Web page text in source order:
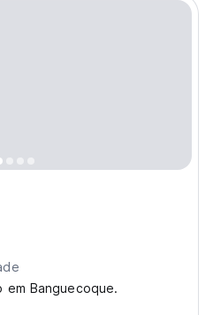
em Banguecoque.